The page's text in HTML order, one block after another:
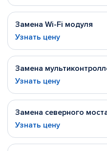
Замена Wi-Fi модуля
Узнать цену
Замена
Узнать цену
Замена северного
Узнать цену